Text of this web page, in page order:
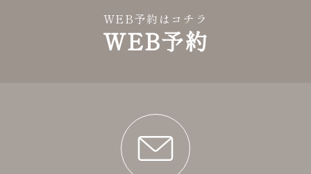
WEB予約はコチラ
WEB予約